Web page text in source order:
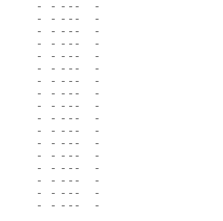
-
- - - -
-
-
- - - -
-
-
- - - -
-
-
- - - -
-
-
- - - -
-
-
- - - -
-
-
- - - -
-
-
- - - -
-
-
- - - -
-
-
- - - -
-
-
- - - -
-
-
- - - -
-
-
- - - -
-
-
- - - -
-
-
- - - -
-
-
- - - -
-
-
- - - - -